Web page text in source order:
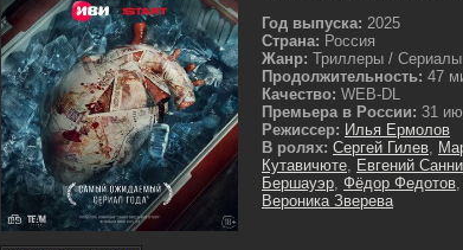
Год выпуска: 2025
Страна: Россия
Жанр: Триллеры /
Продолжительность: 47
Качество: WEB-DL
Премьера в России: 31
Режиссер: Илья Ермолов
В ролях: Сергей Гилев,
Кутавичюте, Евгений
Бершауэр, Фёдор Федотов,
Вероника Зверева